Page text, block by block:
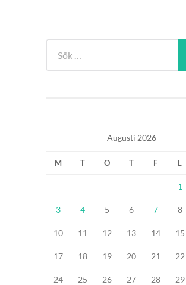
efter:
Augusti 2026
M T O T F L
1
3 4 5 6 7 8
10 11 12 13 14 15
17 18 19 20 21 22
24 25 26 27 28 29